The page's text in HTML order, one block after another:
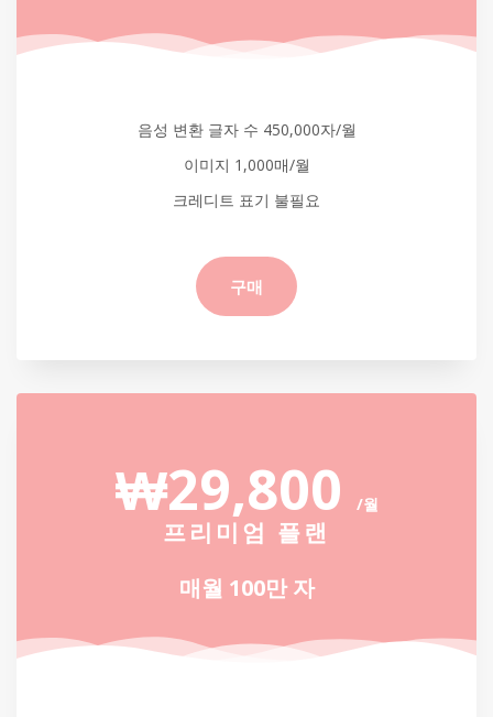
음성 변환 글자 수 450,000자/월
이미지 1,000매/월
크레디트 표기 불필요
구매
₩29,800 /월
프리미엄 플랜
매월 100만 자